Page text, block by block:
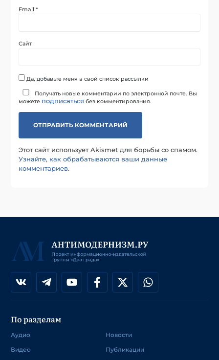
Email*
Сайт
Да, добавьте меня в свой список рассылки
Получать новые комментарии по электронной почте. Вы
можете подписаться без комментирования.
Этот сайт использует Akismet для борьбы со спамом.
Узнайте, как обрабатываются ваши данные
комментариев.
По разделам
Аудио
Видео
Новости
Публикации